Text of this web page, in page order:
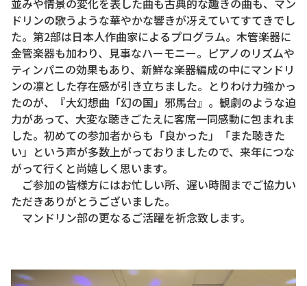
並みや情景の変化を表した曲も古典的な趣きの曲も、マン
ドリンの歌うような華やかな響きが冴えていてすてきでし
た。第2部は日本人作曲家によるプログラム。木管楽器に
金管楽器も加わり、見事なハーモニー。ピアノのリズムや
ティンパニの効果もあり、新鮮な楽器編成の中にマンドリ
ンの凛とした存在感が引き立ちました。とりわけ力強かっ
たのが、『大幻想曲「幻の国」邪馬台』。観劇のような迫
力があって、大変な聴きごたえに客席一同感動に包まれま
した。初めての参加者からも「良かった」「また聴きた
い」という声が多数上がっておりましたので、来年につな
がって行くと尚嬉しく思います。
ご参加の皆様方にはお忙しい所、遅い時間までご協力い
ただきありがとうございました。
マンドリン部の更なるご活躍を祈念致します。